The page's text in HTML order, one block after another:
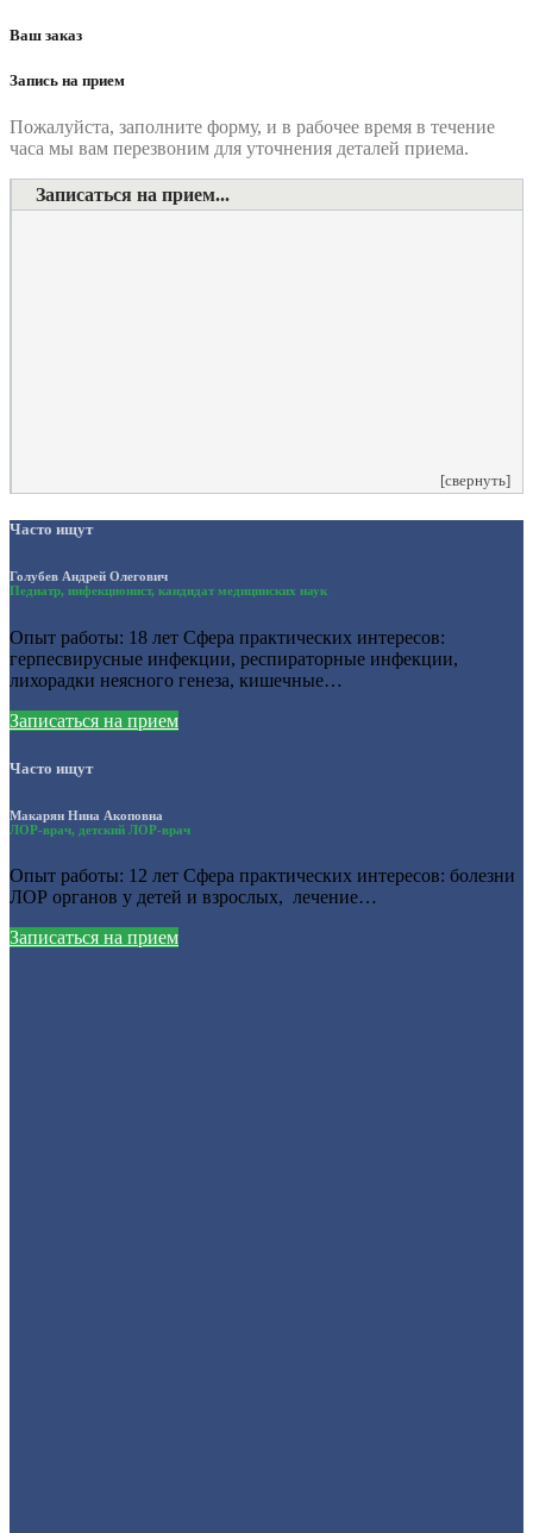
Ваш заказ
Запись на прием
Пожалуйста, заполните форму, и в рабочее время в течение
часа мы вам перезвоним для уточнения деталей приема.
Записаться на прием...
[свернуть]
Часто ищут
Голубев Андрей Олегович
Педиатр, инфекционист, кандидат медицинских наук
Опыт работы: 18 лет Сфера практических интересов:
герпесвирусные инфекции, респираторные инфекции,
лихорадки неясного генеза, кишечные…
Записаться на прием
Часто ищут
Макарян Нина Акоповна
ЛОР-врач, детский ЛОР-врач
Опыт работы: 12 лет Сфера практических интересов: болезни
ЛОР органов у детей и взрослых, лечение…
Записаться на прием